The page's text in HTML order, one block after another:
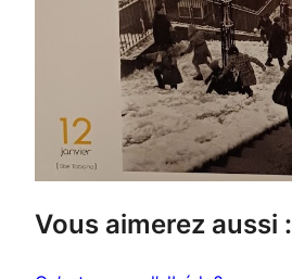
Vous aimerez aussi :